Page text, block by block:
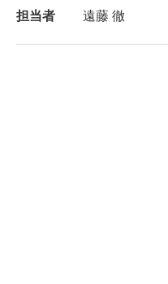
担当者 遠藤 徹